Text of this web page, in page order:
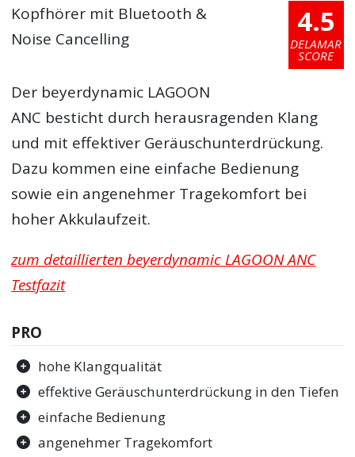
4.5
DELAMAR
SCORE
Kopfhörer mit Bluetooth &
Noise Cancelling
Der beyerdynamic LAGOON
ANC besticht durch herausragenden Klang
und mit effektiver Geräuschunterdrückung.
Dazu kommen eine einfache Bedienung
sowie ein angenehmer Tragekomfort bei
hoher Akkulaufzeit.
zum detaillierten beyerdynamic LAGOON ANC
Testfazit
PRO
hohe Klangqualität
effektive Geräuschunterdrückung in den Tiefen
einfache Bedienung
angenehmer Tragekomfort